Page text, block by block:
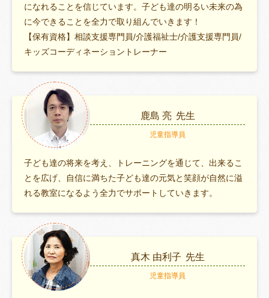
になれることを信じています。子ども達の明るい未来の為
に今できることを全力で取り組んでいきます！
【保有資格】相談支援専門員/介護福祉士/介護支援専門員/
キッズコーディネーショントレーナー
鹿島 亮 先生
児童指導員
子ども達の将来を考え、トレーニングを通じて、出来るこ
とを広げ、自信に満ちた子ども達の元気と笑顔が自然に溢
れる教室になるよう全力でサポートしていきます。
真木 由利子 先生
児童指導員